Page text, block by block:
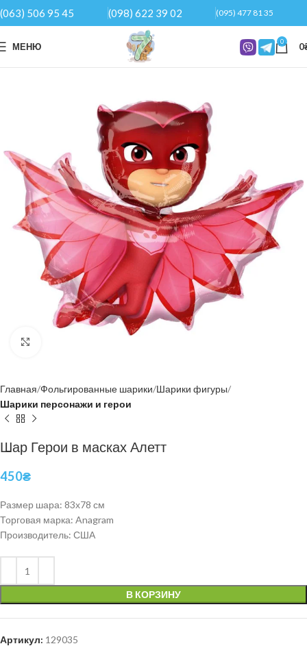
(063) 506 95 45 (098) 622 39 02 (095) 477 81 35
МЕНЮ 0 0
Главная Фольгированные шарики Шарики фигуры
Шарики персонажи и герои
Шар Герои в масках Алетт
450₴
Размер шара: 83х78 см
Торговая марка: Anagram
Производитель: США
В КОРЗИНУ
Артикул: 129035